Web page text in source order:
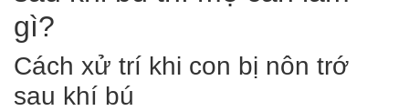
gì?
Cách xử trí khi con bị nôn trớ
sau khí bú